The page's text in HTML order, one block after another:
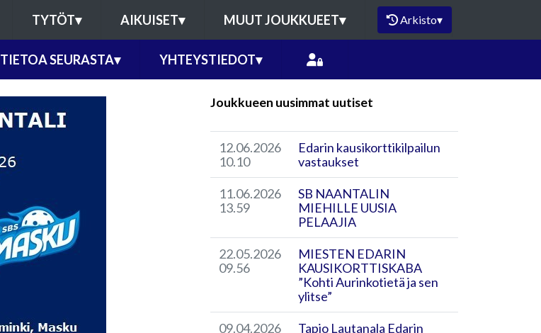
TYTÖT▾ AIKUISET▾ MUUT JOUKKUEET▾ Arkisto▾
TIETOA SEURASTA▾ YHTEYSTIEDOT▾
Joukkueen uusimmat uutiset
12.06.2026
10.10
Edarin kausikorttikilpailun
vastaukset
11.06.2026
13.59
SB NAANTALIN
MIEHILLE UUSIA
PELAAJIA
22.05.2026
09.56
MIESTEN EDARIN
KAUSIKORTTISKABA
”Kohti Aurinkotietä ja sen
ylitse”
09.04.2026
Tapio Lautanala Edarin